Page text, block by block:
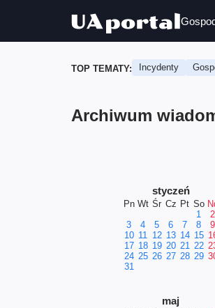
TOP TEMATY: Incydenty
Archiwum
styczeń
Pn Wt Śr Cz Pt So
1
2
3
4 5 6 7 8
9
10 11 12 13 14 15
17 18 19 20 21 22
24 25 26 27 28 29
31
maj